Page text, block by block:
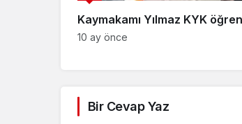
Kaymakamı Yılmaz KYK
10 ay önce
Bir Cevap Yaz